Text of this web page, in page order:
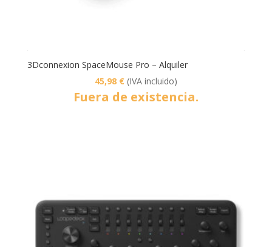
3Dconnexion SpaceMouse Pro – Alquiler
45,98 € (IVA incluido)
Fuera de existencia.